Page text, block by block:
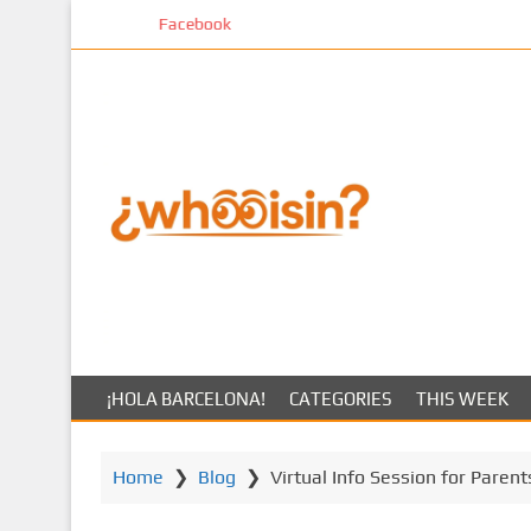
t
¡HOLA BARCELONA! CATEGORIES THIS WEEK
Home ❯ Blog ❯ Virtual Info Session for